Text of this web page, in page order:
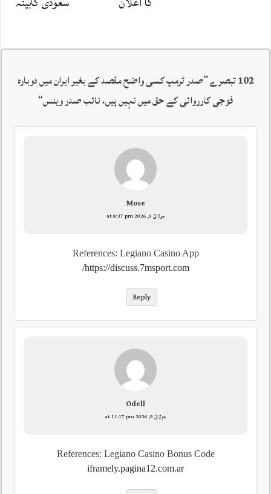
102 تبصرے ”
صدر ٹرمپ کسی واضح مقصد کے بغیر ایران میں دوبارہ
فوجی کارروائی کے حق میں نہیں ہیں، نائب صدر وینس“
Mose
جولائ 9, 2026 at 8:37 pm
References: Legiano Casino App
https://discuss.7msport.com/
Reply
Odell
جولائ 9, 2026 at 11:17 pm
References: Legiano Casino Bonus Code
iframely.pagina12.com.ar